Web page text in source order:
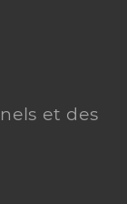
et des